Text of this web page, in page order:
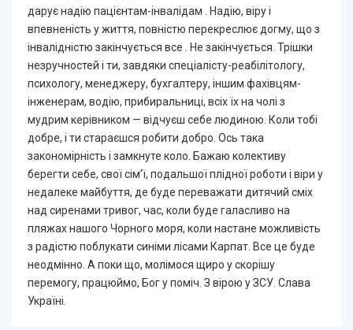
дарує надію пацієнтам-інвалідам . Надію, віру і
впевненість у життя, повністю перекреслює догму, що з
інвалідністю закінчується все . Не закінчується. Трішки
незручностей і ти, завдяки спеціалісту-реабілітологу,
психологу, менеджеру, бухгалтеру, іншим фахівцям-
інженерам, водію, прибиральниці, всіх їх на чолі з
мудрим керівником — відчуєш себе людиною. Коли тобі
добре, і ти стараєшся робити добро. Ось така
закономірність і замкнуте коло. Бажаю колективу
берегти себе, свої сім’ї, подальшої плідної роботи і віри у
недалеке майбуття, де буде переважати дитячий сміх
над сиренами тривог, час, коли буде галасливо на
пляжах нашого Чорного моря, коли настане можливість
з радістю поблукати синіми лісами Карпат. Все це буде
неодмінно. А поки що, молімося щиро у скорішу
перемогу, працюймо, Бог у поміч. З вірою у ЗСУ. Слава
Україні.